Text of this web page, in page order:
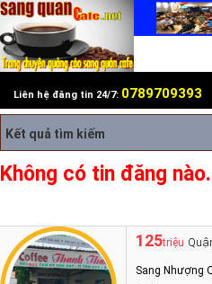
Liên hệ đăng tin 24/7: 0789709393
Kết quả tìm kiếm
Không có tin đăng nào.
125triệu
Sang Nhượng